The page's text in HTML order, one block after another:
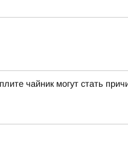
чайник могут стать